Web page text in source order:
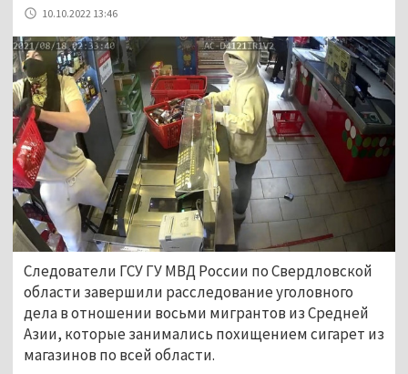
10.10.2022 13:46
Следователи ГСУ ГУ МВД России по Свердловской
области завершили расследование уголовного
дела в отношении восьми мигрантов из Средней
Азии, которые занимались похищением сигарет из
магазинов по всей области.